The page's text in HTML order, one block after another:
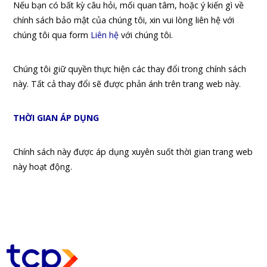
Nếu bạn có bất kỳ câu hỏi, mối quan tâm, hoặc ý kiến gì về
chính sách bảo mật của chúng tôi, xin vui lòng liên hệ với
chúng tôi qua form Liên hệ với chúng tôi.
Chúng tôi giữ quyền thực hiện các thay đổi trong chính sách
này. Tất cả thay đổi sẽ được phản ánh trên trang web này.
THỜI GIAN ÁP DỤNG
Chính sách này được áp dụng xuyên suốt thời gian trang web
này hoạt động.